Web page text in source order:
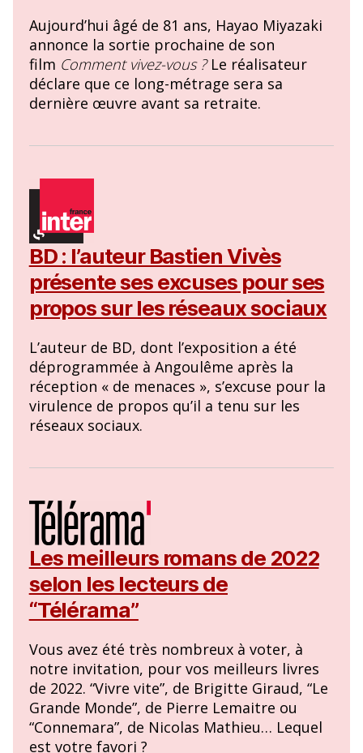
Aujourd’hui âgé de 81 ans, Hayao Miyazaki
annonce la sortie prochaine de son
film Comment vivez-vous ?Le réalisateur
déclare que ce long-métrage sera sa
dernière œuvre avant sa retraite.
BD : l’auteur Bastien Vivès
présente ses excuses pour ses
propos sur les réseaux sociaux
L’auteur de BD, dont l’exposition a été
déprogrammée à Angoulême après la
réception « de menaces », s’excuse pour la
virulence de propos qu’il a tenu sur les
réseaux sociaux.
Les meilleurs romans de 2022
selon les lecteurs de
“Télérama”
Vous avez été très nombreux à voter, à
notre invitation, pour vos meilleurs livres
de 2022. “Vivre vite”, de Brigitte Giraud, “Le
Grande Monde”, de Pierre Lemaitre ou
“Connemara”, de Nicolas Mathieu… Lequel
est votre favori ?